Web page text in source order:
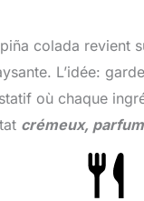
colada revient
L’idée:
où chaque
crémeux,